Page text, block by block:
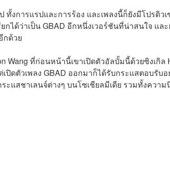
งการแรปและการร้อง และเพลงนี้ก็ยังมีโปรดิวเ
กได้ว่าเป็น GBAD อีกหนึ่งเวอร์ชันที่น่าสนใจ และ
กด้วย
Wang ที่ก่อนหน้านี้เขาเปิดตัวอัลบั้มนี้ด้วยซิงเกิล
ดตัวเพลง GBAD ออกมาก็ได้รับกระแสตอบรับอ
ะแสชาเลนจ์ต่างๆ บนโซเชียลมีเดีย รวมทั้งความ